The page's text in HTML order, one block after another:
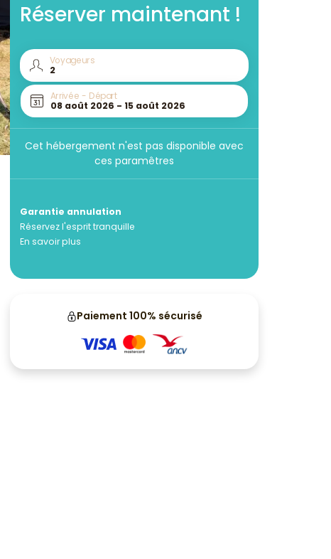
Réserver maintenant !
Voyageurs
Arrivée - Départ
Cet hébergement n'est pas disponible avec
ces paramêtres
Garantie annulation
Réservez l'esprit tranquille
En savoir plus
Paiement 100% sécurisé